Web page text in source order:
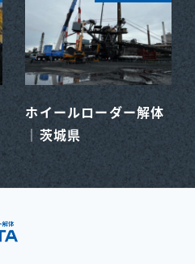
ホイールローダー解体
｜茨城県